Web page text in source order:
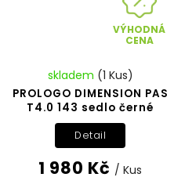
VÝHODNÁ
CENA
PROLOGO DIMENSION PAS
T4.0 143 sedlo černé
skladem (1 Kus)
1 980 Kč / Kus
Detail